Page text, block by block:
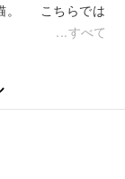
。 こちらでは
すべて